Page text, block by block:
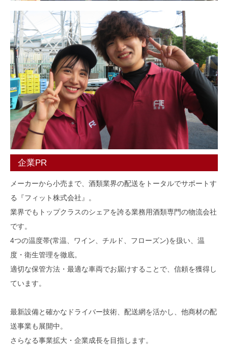
企業PR
メーカーから小売まで、酒類業界の配送をトータルでサポートす
る『フィット株式会社』。
業界でもトップクラスのシェアを誇る業務用酒類専門の物流会社
です。
4つの温度帯(常温、ワイン、チルド、フローズン)を扱い、温
度・衛生管理を徹底。
適切な保管方法・最適な車両でお届けすることで、信頼を獲得し
ています。
最新設備と確かなドライバー技術、配送網を活かし、他商材の配
送事業も展開中。
さらなる事業拡大・企業成長を目指します。